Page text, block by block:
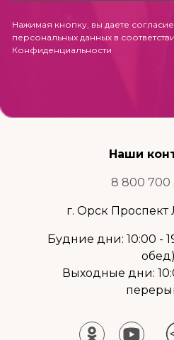
Нажимая кнопку, вы даете
персональных данных в
Конфиденциальности
Наши
8 800 700
г. Орск Проспект
Будние дни: 10:00 -
обед)
Выходные дни: